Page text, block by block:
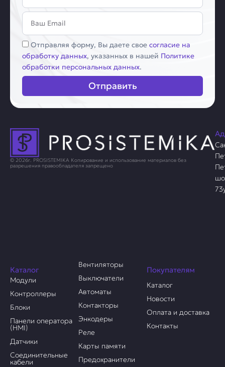
Email
Соглашение
Отправляя форму, Вы даете свое согласие на
обработку данных, указанных в нашей Политике
обработки персональных данных.
Отправить
© 2026г. PROSISTEMIKA Копирование и использование материалов без
разрешения правообладателя запрещено
Каталог
Модули
Контроллеры
Блоки
Панели оператора
(HMI)
Датчики
Соединительные
кабели
Вентиляторы
Выключатели
Автоматы
Контакторы
Энкодеры
Реле
Карты памяти
Предохранители
Покупателям
Каталог
Новости
Оплата и доставка
Контакты